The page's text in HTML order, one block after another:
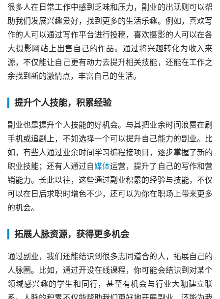
很多人在日常工作中感到乏味和压力，副业的出现则可以帮
助我们发展兴趣爱好，找到更多的生活乐趣。例如，喜欢写
作的人可以通过写作平台进行投稿，喜欢摄影的人可以在各
大摄影网站上出售自己的作品。通过将兴趣转化为收入来
源，不仅能让自己更有动力去提升相关技能，还能在工作之
余找到新的激情点，丰富自己的生活。
提升个人技能，积累经验
副业也是提升个人技能的好机会。与其把业余时间浪费在刷
手机或追剧上，不如选择一个可以提升自己能力的副业。比
如，有些人通过业余时间学习编程接项目，逐步掌握了新的
职业技能；还有人通过自媒体运营，提升了自己的写作和营
销能力。长此以往，这些通过副业积累的经验与技能，不仅
可以在日后求职时增色不少，还可以为你在职场上带来更多
的机会。
拓展人脉资源，获得更多机会
通过副业，我们还能结识到很多志同道合的人，拓展自己的
人脉圈。比如，通过开设在线课程，你可能会结识到对某个
领域感兴趣的学生和同行，甚至有机会与行业大咖建立联